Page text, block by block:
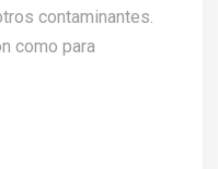
contaminantes.
como para